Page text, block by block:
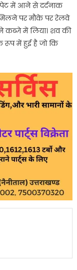
में आने से दर्दनाक
पर मौके पर रेलवे
कब्जे में लिया। शव की
रूप में हुई है जो कि